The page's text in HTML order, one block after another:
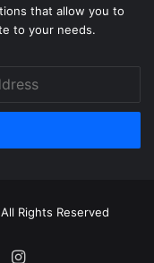
that allow you to
to your needs.
Rights Reserved
Instagram